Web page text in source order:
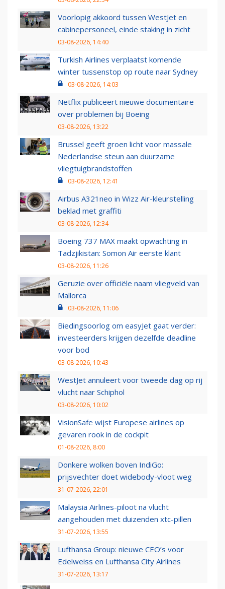
Voorlopig akkoord tussen WestJet en
cabinepersoneel, einde staking in zicht
03-08-2026, 14:40
Turkish Airlines verplaatst komende
winter tussenstop op route naar Sydney
03-08-2026, 14:03
Netflix publiceert nieuwe documentaire
over problemen bij Boeing
03-08-2026, 13:22
Brussel geeft groen licht voor massale
Nederlandse steun aan duurzame
vliegtuigbrandstoffen
03-08-2026, 12:41
Airbus A321neo in Wizz Air-kleurstelling
beklad met graffiti
03-08-2026, 12:34
Boeing 737 MAX maakt opwachting in
Tadzjikistan: Somon Air eerste klant
03-08-2026, 11:26
Geruzie over officiële naam vliegveld van
Mallorca
03-08-2026, 11:06
Biedingsoorlog om easyJet gaat verder:
investeerders krijgen dezelfde deadline
voor bod
03-08-2026, 10:43
WestJet annuleert voor tweede dag op rij
vlucht naar Schiphol
03-08-2026, 10:02
VisionSafe wijst Europese airlines op
gevaren rook in de cockpit
01-08-2026, 8:00
Donkere wolken boven IndiGo:
prijsvechter doet widebody-vloot weg
31-07-2026, 22:01
Malaysia Airlines-piloot na vlucht
aangehouden met duizenden xtc-pillen
31-07-2026, 13:55
Lufthansa Group: nieuwe CEO’s voor
Edelweiss en Lufthansa City Airlines
31-07-2026, 13:17